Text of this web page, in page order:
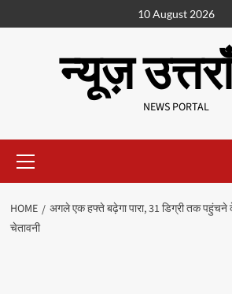
10 August 2026
न्यूज़ NEWS PORTAL
HOME
अगले एक हफ्ते बढ़ेगा पारा, 31 डिग्री तक
चेतावनी